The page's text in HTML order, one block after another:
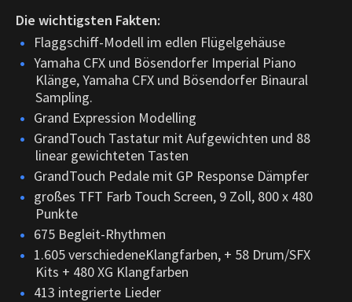
Die wichtigsten Fakten:
Flaggschiff-Modell im edlen Flügelgehäuse
Yamaha CFX und Bösendorfer Imperial Piano
Klänge, Yamaha CFX und Bösendorfer Binaural
Sampling.
Grand Expression Modelling
GrandTouch Tastatur mit Aufgewichten und 88
linear gewichteten Tasten
GrandTouch Pedale mit GP Response Dämpfer
großes TFT Farb Touch Screen, 9 Zoll, 800 x 480
Punkte
675 Begleit-Rhythmen
1.605 verschiedeneKlangfarben, + 58 Drum/SFX
Kits + 480 XG Klangfarben
413 integrierte Lieder